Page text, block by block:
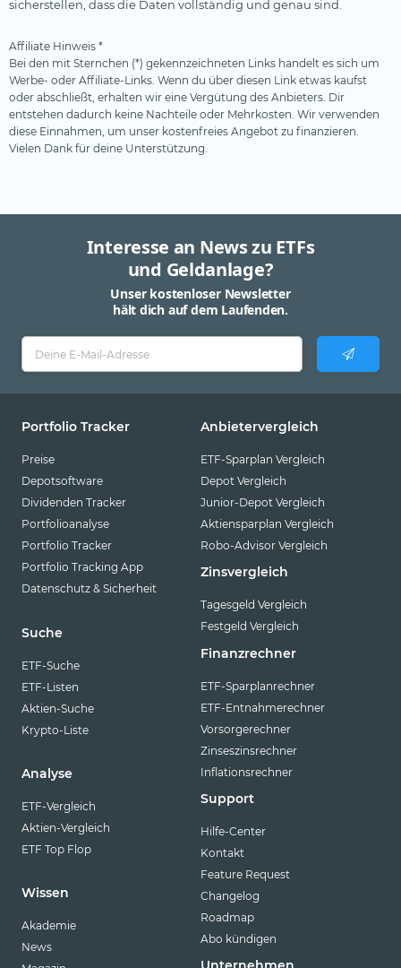
sicherstellen, dass die Daten vollständig und genau sind.
Affiliate Hinweis *
Bei den mit Sternchen (*) gekennzeichneten Links handelt es sich um
Werbe- oder Affiliate-Links. Wenn du über diesen Link etwas kaufst
oder abschließt, erhalten wir eine Vergütung des Anbieters. Dir
entstehen dadurch keine Nachteile oder Mehrkosten. Wir verwenden
diese Einnahmen, um unser kostenfreies Angebot zu finanzieren.
Vielen Dank für deine Unterstützung.
Interesse an News zu ETFs
und Geldanlage?
Unser kostenloser Newsletter
hält dich auf dem Laufenden.
Portfolio Tracker
Preise
Depotsoftware
Dividenden Tracker
Portfolioanalyse
Portfolio Tracker
Portfolio Tracking App
Datenschutz & Sicherheit
Suche
ETF-Suche
ETF-Listen
Aktien-Suche
Krypto-Liste
Analyse
ETF-Vergleich
Aktien-Vergleich
ETF Top Flop
Wissen
Akademie
News
Anbietervergleich
ETF-Sparplan Vergleich
Depot Vergleich
Junior-Depot Vergleich
Aktiensparplan Vergleich
Robo-Advisor Vergleich
Zinsvergleich
Tagesgeld Vergleich
Festgeld Vergleich
Finanzrechner
ETF-Sparplanrechner
ETF-Entnahmerechner
Vorsorgerechner
Zinseszinsrechner
Inflationsrechner
Support
Hilfe-Center
Kontakt
Feature Request
Changelog
Roadmap
Abo kündigen